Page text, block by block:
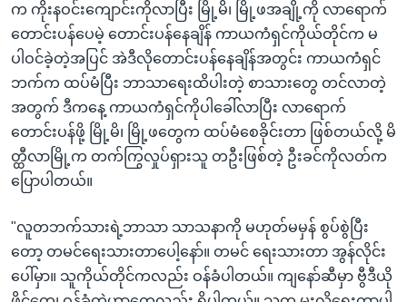
က ကိုးနဝင်းကျောင်းကိုလာပြီး မြို့မိ၊ မြို့ဖအချို့ကို လာရောက်
တောင်းပန်ပေမဲ့ တောင်းပန်နေချိန် ကာယကံရှင်ကိုယ်တိုင်က မ
ပါဝင်ခဲ့တဲ့အပြင် အဲဒီလိုတောင်းပန်နေချိန်အတွင်း ကာယကံရှင်
ဘက်က ထပ်မံပြီး ဘာသာရေးထိပါးတဲ့ စာသားတွေ တင်လာတဲ့
အတွက် ဒီကနေ့ ကာယကံရှင်ကိုပါခေါ်လာပြီး လာရောက်
တောင်းပန်ဖို့ မြို့မိ၊ မြို့ဖတွေက ထပ်မံစေခိုင်းတာ ဖြစ်တယ်လို့ မိ
တ္ထီလာမြို့က တက်ကြွလှုပ်ရှားသူ တဦးဖြစ်တဲ့ ဦးခင်ကိုလတ်က
ပြောပါတယ်။
"လူတဘက်သားရဲ့ဘာသာ သာသနာကို မဟုတ်မမှန် စွပ်စွဲပြီး
တော့ တမင်ရေးသားတာပေါ့နော်။ တမင် ရေးသားတာ အွန်လိုင်း
ပေါ်မှာ။ သူကိုယ်တိုင်ကလည်း ဝန်ခံပါတယ်။ ကျနော်ဆီမှာ ဗွီဒီယို